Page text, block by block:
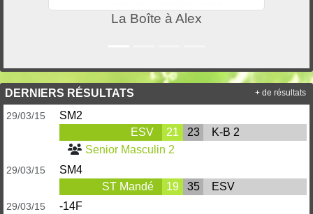
La Boîte à Alex
DERNIERS RÉSULTATS
29/03/15
SM2
ESV
21 23
K-B 2
Senior Masculin 2
29/03/15
SM4
ST Mandé
19 35 ESV
29/03/15
-14F
+ de résultats